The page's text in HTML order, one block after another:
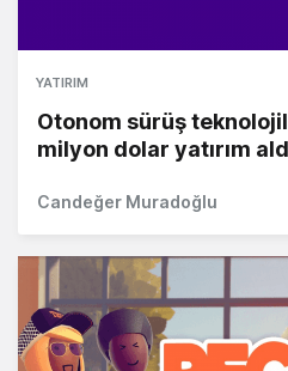
YATIRIM
Otonom sürüş
milyon dolar yatırım
Candeğer Muradoğlu